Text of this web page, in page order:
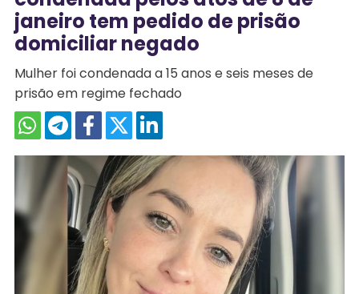
janeiro tem pedido de prisão
domiciliar negado
Mulher foi condenada a 15 anos e seis meses de
prisão em regime fechado